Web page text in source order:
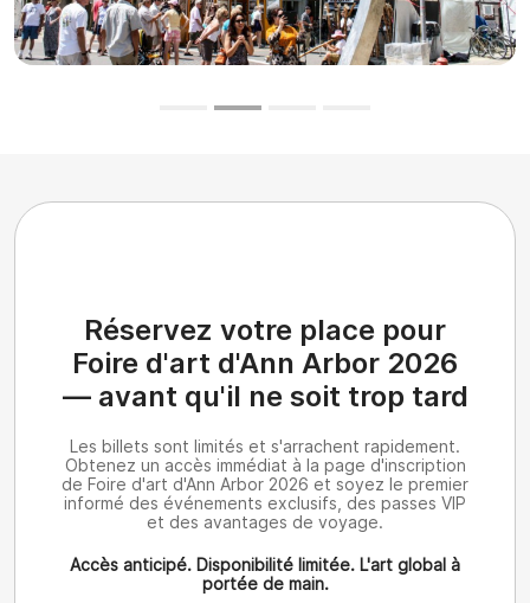
Réservez votre place pour
Foire d'art d'Ann Arbor 2026
— avant qu'il ne soit trop tard
Les billets sont limités et s'arrachent rapidement.
Obtenez un accès immédiat à la page d'inscription
de Foire d'art d'Ann Arbor 2026 et soyez le premier
informé des événements exclusifs, des passes VIP
et des avantages de voyage.
Accès anticipé. Disponibilité limitée. L'art global à
portée de main.